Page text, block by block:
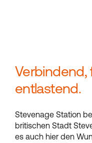
Verbindend,
entlastend.
Stevenage Station
britischen Stadt
es auch hier den